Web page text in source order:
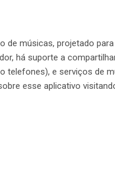
de músicas, projetado
há suporte a
telefones), e serviços de
esse aplicativo